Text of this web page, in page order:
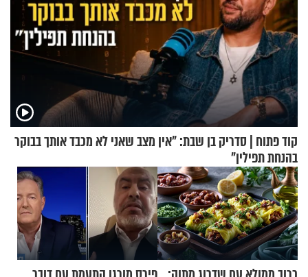
קוד פתוח | סדריק בן שבת: "אין מצב שאני לא מכבד אותך בבוקר
בהנחת תפילין"